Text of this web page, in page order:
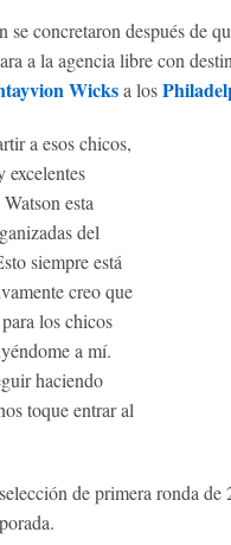
se concretaron después de
a la agencia libre con
Wicksa los
a esos chicos,
excelentes
esta
del
siempre está
creo que
los chicos
a mí.
haciendo
toque entrar al
de primera ronda de